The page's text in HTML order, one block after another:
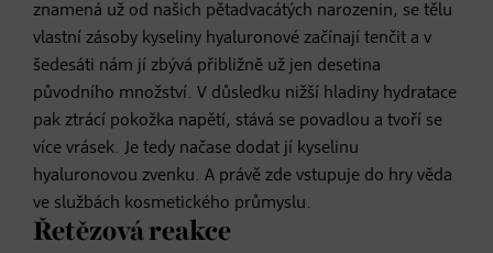
znamená už od našich pětadvacátých narozenin, se tělu
vlastní zásoby kyseliny hyaluronové začínají tenčit a v
šedesáti nám jí zbývá přibližně už jen desetina
původního množství. V důsledku nižší hladiny hydratace
pak ztrácí pokožka napětí, stává se povadlou a tvoří se
více vrásek. Je tedy načase dodat jí kyselinu
hyaluronovou zvenku. A právě zde vstupuje do hry věda
ve službách kosmetického průmyslu.
Řetězová reakce